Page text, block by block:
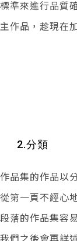
準來進行品質
作品，趁現在
2.分類
品集的作品以
第一頁不經心
落的作品集容
們之後會再詳